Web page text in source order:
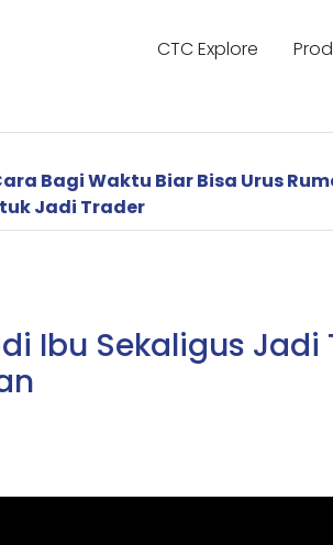
CTC Explore
Bagi Waktu Biar Bisa Urus
Jadi Trader
Ibu Sekaligus